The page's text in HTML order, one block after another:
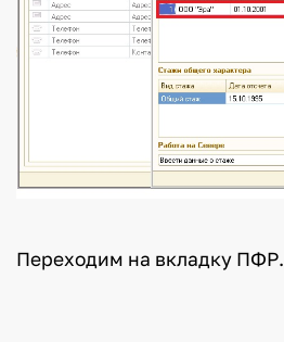
Переходим на вкладку ПФР.